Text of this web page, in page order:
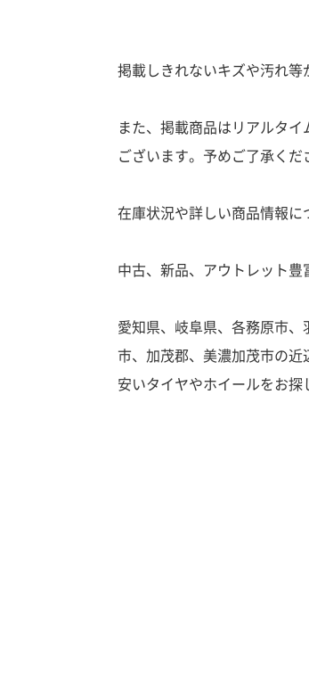
掲載しきれないキズや汚れ等
また、掲載商品はリアルタ
ございます。予めご了承くだ
在庫状況や詳しい商品情報に
中古、新品、アウトレット豊
愛知県、岐阜県、各務原市
市、加茂郡、美濃加茂市の近
安いタイヤやホイールをお探